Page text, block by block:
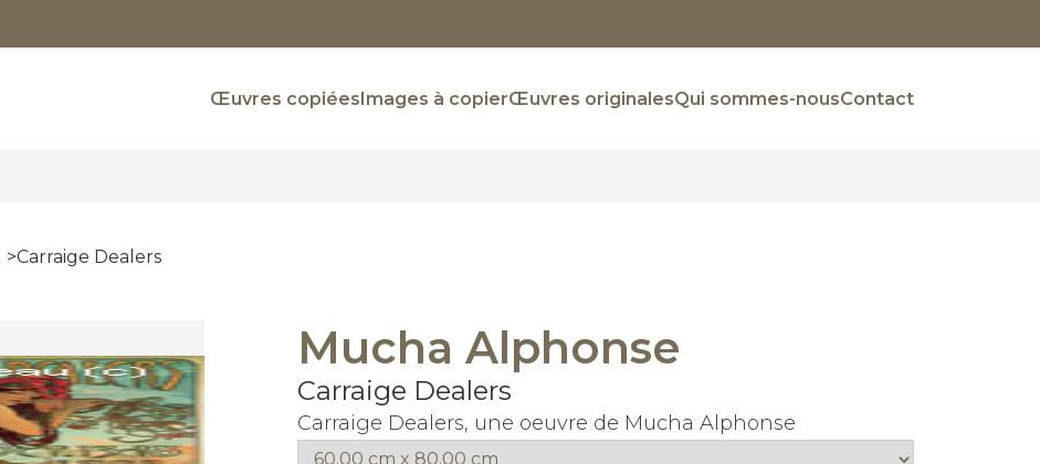
Œuvres copiéesImages à copierŒuvres originalesQui sommes-nousContact
Carraige Dealers
Mucha Alphonse
Carraige Dealers
Carraige Dealers, une oeuvre de Mucha Alphonse